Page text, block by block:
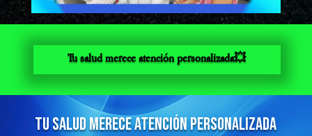
Tu salud merece atención personalizada💥
TU SALUD MERECE ATENCIÓN PERSONALIZADA